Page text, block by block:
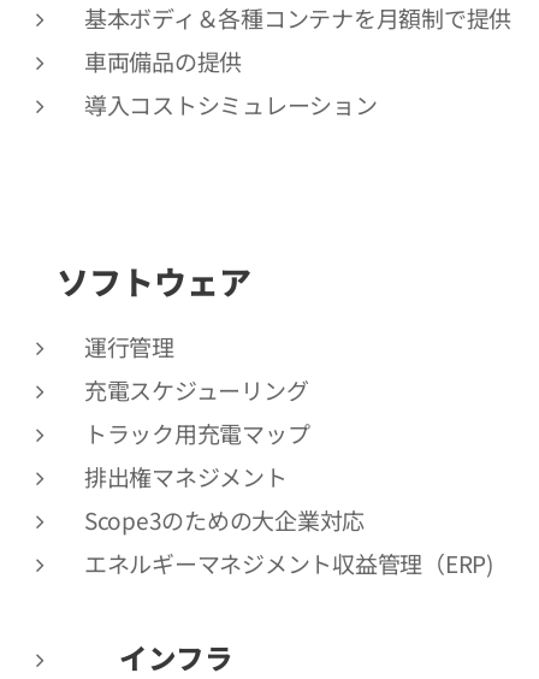
基本ボディ＆各種コンテナを月額制で提供
車両備品の提供
導入コストシミュレーション
ソフトウェア
運行管理
充電スケジューリング
トラック用充電マップ
排出権マネジメント
Scope3のための大企業対応
エネルギーマネジメント収益管理（ERP)
🔧インフラ